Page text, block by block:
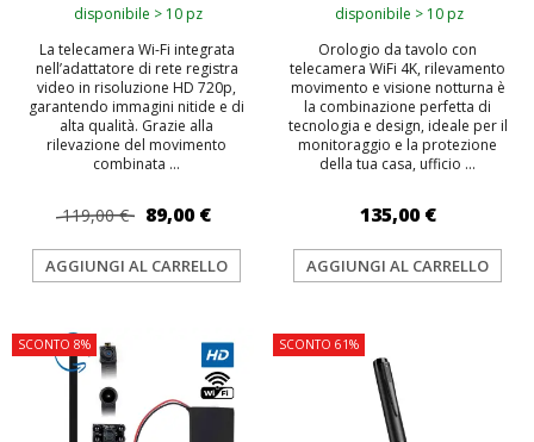
disponibile > 10 pz
La telecamera Wi-Fi integrata
nell’adattatore di rete registra
video in risoluzione HD 720p,
garantendo immagini nitide e di
alta qualità. Grazie alla
rilevazione del movimento
combinata ...
119,00 € 89,00 €
AGGIUNGI AL CARRELLO
disponibile > 10 pz
Orologio da tavolo con
telecamera WiFi 4K, rilevamento
movimento e visione notturna è
la combinazione perfetta di
tecnologia e design, ideale per il
monitoraggio e la protezione
della tua casa, ufficio ...
135,00 €
AGGIUNGI AL CARRELLO
SCONTO 8% SCONTO 61%